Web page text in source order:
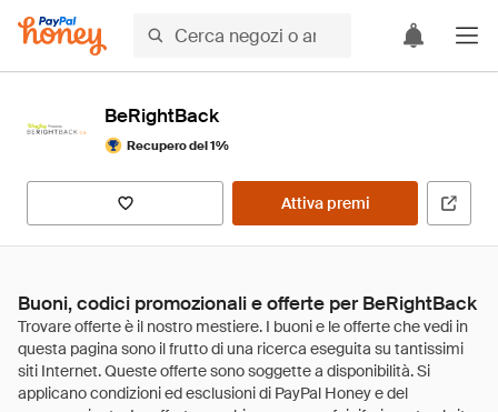
BeRightBack
Recupero del 1%
Attiva premi
Buoni, codici promozionali e offerte per BeRightBack